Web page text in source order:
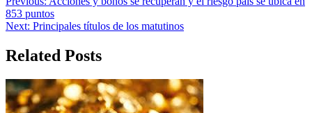
de
853 puntos
Next: Principales títulos de los matutinos
Related Posts